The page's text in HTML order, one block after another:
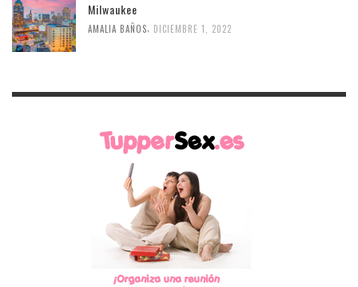
Milwaukee
AMALIA BAÑOS DICIEMBRE 1, 2022